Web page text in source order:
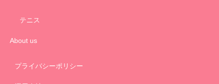
テニス
About us
プライバシーポリシー